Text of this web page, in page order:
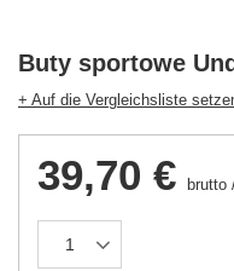
Buty sportowe
+ Auf die Vergleichsliste
39,70 € brutto